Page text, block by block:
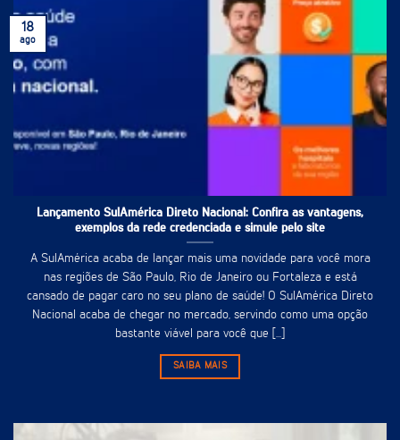
Lançamento SulAmérica Direto Nacional: Confira as vantagens,
exemplos da rede credenciada e simule pelo site
A SulAmérica acaba de lançar mais uma novidade para você mora
nas regiões de São Paulo, Rio de Janeiro ou Fortaleza e está
cansado de pagar caro no seu plano de saúde! O SulAmérica Direto
Nacional acaba de chegar no mercado, servindo como uma opção
bastante viável para você que [...]
SAIBA MAIS
18
ago